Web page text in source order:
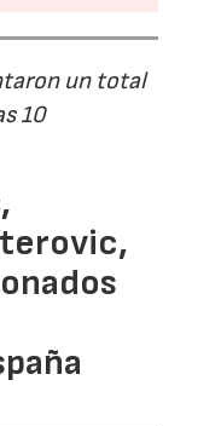
un total
10